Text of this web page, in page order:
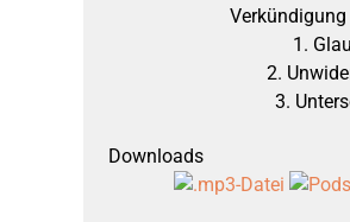
1.
2.
3.